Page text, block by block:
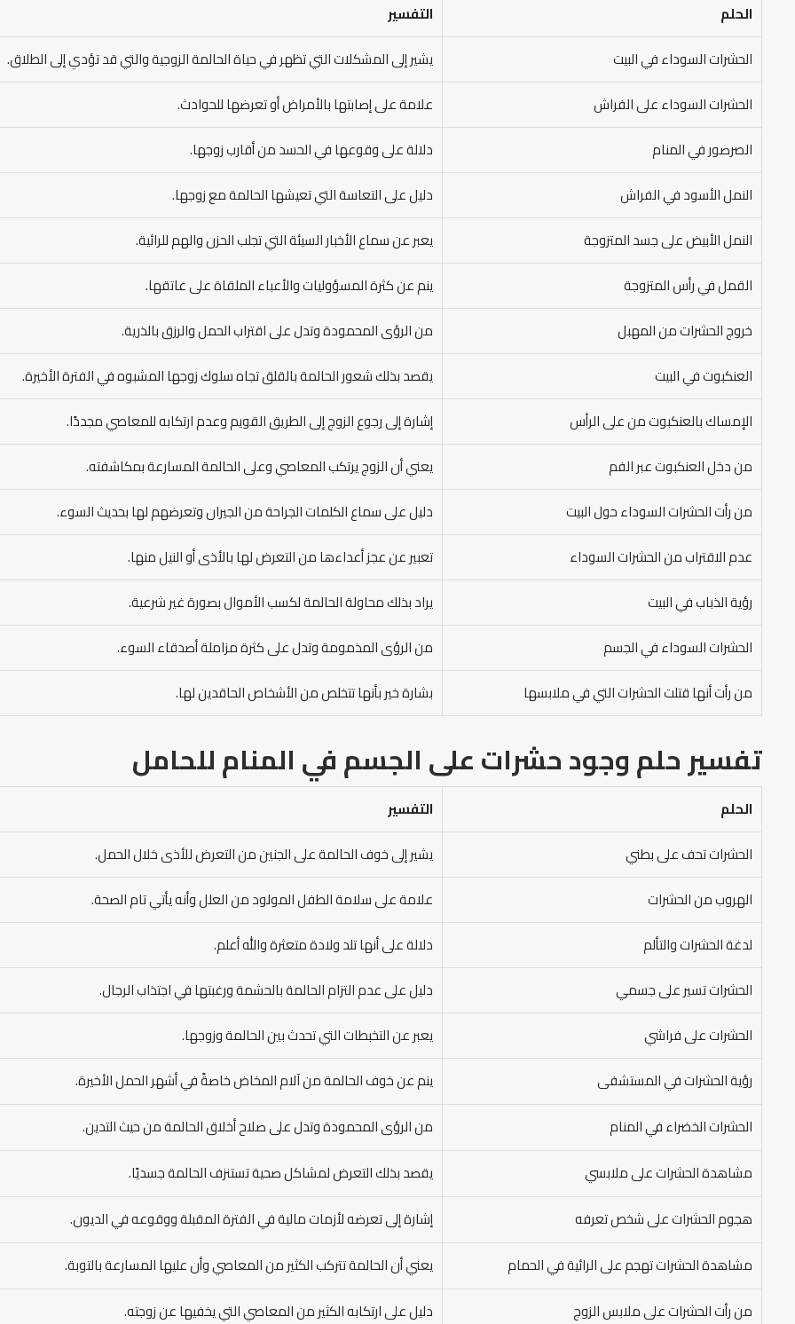
الحلم
التفسير
الحشرات السوداء في البيت
يشير إلى المشكلات التي تظهر في حياة الحالمة الزوجية والتي قد تؤدي إلى الطلاق.
الحشرات السوداء على الفراش
علامة على إصابتها بالأمراض أو تعرضها للحوادث.
الصرصور في المنام
دلالة على وقوعها في الحسد من أقارب زوجها.
النمل الأسود في الفراش
دليل على التعاسة التي تعيشها الحالمة مع زوجها.
النمل الأبيض على جسد المتزوجة
يعبر عن سماع الأخبار السيئة التي تجلب الحزن والهم للرائية.
القمل في رأس المتزوجة
ينم عن كثرة المسؤوليات والأعباء الملقاة على عاتقها.
خروج الحشرات من المهبل
من الرؤى المحمودة وتدل على اقتراب الحمل والرزق بالذرية.
العنكبوت في البيت
يقصد بذلك شعور الحالمة بالقلق تجاه سلوك زوجها المشبوه في الفترة الأخيرة.
الإمساك بالعنكبوت من على الرأس
إشارة إلى رجوع الزوج إلى الطريق القويم وعدم ارتكابه للمعاصي مجددًا.
من دخل العنكبوت عبر الفم
يعني أن الزوج يرتكب المعاصي وعلى الحالمة المسارعة بمكاشفته.
من رأت الحشرات السوداء حول البيت
دليل على سماع الكلمات الجراحة من الجيران وتعرضهم لها بحديث السوء.
عدم الاقتراب من الحشرات السوداء
تعبير عن عجز أعداءها من التعرض لها بالأذى أو النيل منها.
رؤية الذباب في البيت
يراد بذلك محاولة الحالمة لكسب الأموال بصورة غير شرعية.
الحشرات السوداء في الجسم
من الرؤى المذمومة وتدل على كثرة مزاملة أصدقاء السوء.
من رأت أنها قتلت الحشرات التي في ملابسها
بشارة خير بأنها تتخلص من الأشخاص الحاقدين لها.
تفسير حلم وجود حشرات على الجسم في المنام للحامل
الحلم
التفسير
الحشرات تحف على بطني
يشير إلى خوف الحالمة على الجنين من التعرض للأذى خلال الحمل.
الهروب من الحشرات
علامة على سلامة الطفل المولود من العلل وأنه يأتي تام الصحة.
لدغة الحشرات والتألم
دلالة على أنها تلد ولادة متعثرة والله أعلم.
الحشرات تسير على جسمي
دليل على عدم التزام الحالمة بالحشمة ورغبتها في اجتذاب الرجال.
الحشرات على فراشي
يعبر عن التخبطات التي تحدث بين الحالمة وزوجها.
رؤية الحشرات في المستشفى
ينم عن خوف الحالمة من آلام المخاض خاصةً في أشهر الحمل الأخيرة.
الحشرات الخضراء في المنام
من الرؤى المحمودة وتدل على صلاح أخلاق الحالمة من حيث التدين.
مشاهدة الحشرات على ملابسي
يقصد بذلك التعرض لمشاكل صحية تستنزف الحالمة جسديًا.
هجوم الحشرات على شخص تعرفه
إشارة إلى تعرضه لأزمات مالية في الفترة المقبلة ووقوعه في الديون.
مشاهدة الحشرات تهجم على الرائية في الحمام
يعني أن الحالمة تتركب الكثير من المعاصي وأن عليها المسارعة بالتوبة.
من رأت الحشرات على ملابس الزوج
دليل على ارتكابه الكثير من المعاصي التي يخفيها عن زوجته.